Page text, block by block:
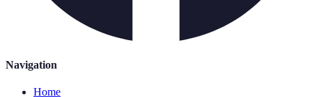
Navigation
Home